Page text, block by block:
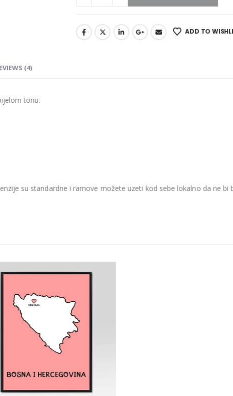
ADD TO
(4)
tonu.
su standardne i ramove možete uzeti kod sebe lokalno da ne